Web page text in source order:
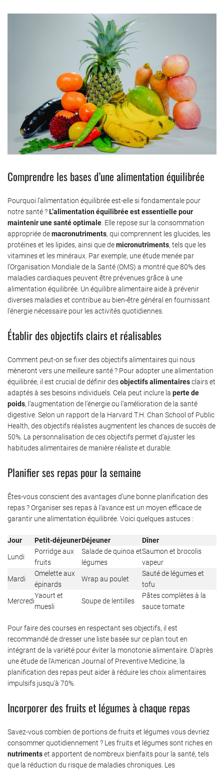
Comprendre les bases d’une alimentation équilibrée
Pourquoi l’alimentation équilibrée est-elle si fondamentale pour
notre santé ?L’alimentation équilibrée est essentielle pour
maintenir une santé optimale . Elle repose sur la consommation
appropriée demacronutriments, qui comprennent les glucides, les
protéines et les lipides, ainsi que demicronutriments, tels que les
vitamines et les minéraux. Par exemple, une étude menée par
l’Organisation Mondiale de la Santé (OMS) a montré que 80% des
maladies cardiaques peuvent être prévenues grâce à une
alimentation équilibrée. Un équilibre alimentaire aide à prévenir
diverses maladies et contribue au bien-être général en fournissant
l’énergie nécessaire pour les activités quotidiennes.
Établir des objectifs clairs et réalisables
Comment peut-on se fixer des objectifs alimentaires qui nous
mèneront vers une meilleure santé ? Pour adopter une alimentation
équilibrée, il est crucial de définir desobjectifs alimentairesclairs et
adaptés à ses besoins individuels. Cela peut inclure la perte de
poids, l’augmentation de l’énergie ou l’amélioration de la santé
digestive. Selon un rapport de la Harvard T.H. Chan School of Public
Health, des objectifs réalistes augmentent les chances de succès de
50%. La personnalisation de ces objectifs permet d’ajuster les
habitudes alimentaires de manière réaliste et durable.
Planifier ses repas pour la semaine
Êtes-vous conscient des avantages d’une bonne planification des
repas ? Organiser ses repas à l’avance est un moyen efficace de
garantir une alimentation équilibrée. Voici quelques astuces :
Jour Petit-déjeunerDéjeuner Dîner
Lundi
Porridge aux
fruits
Salade de quinoa et
légumes
Saumon et brocolis
vapeur
Mardi
Omelette aux
épinards
Wrap au poulet
Sauté de légumes et
tofu
Mercredi
Yaourt et
muesli
Soupe de lentilles
Pâtes complètes à la
sauce tomate
Pour faire des courses en respectant ses objectifs, il est
recommandé de dresser une liste basée sur ce plan tout en
intégrant de la variété pour éviter la monotonie alimentaire. D’après
une étude de l’American Journal of Preventive Medicine, la
planification des repas peut aider à réduire les choix alimentaires
impulsifs jusqu’à 70%.
Incorporer des fruits et légumes à chaque repas
Savez-vous combien de portions de fruits et légumes vous devriez
consommer quotidiennement ? Les fruits et légumes sont riches en
nutrimentset apportent de nombreux bienfaits pour la santé, tels
que la réduction du risque de maladies chroniques. Les